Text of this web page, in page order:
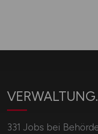
331 Jobs bei